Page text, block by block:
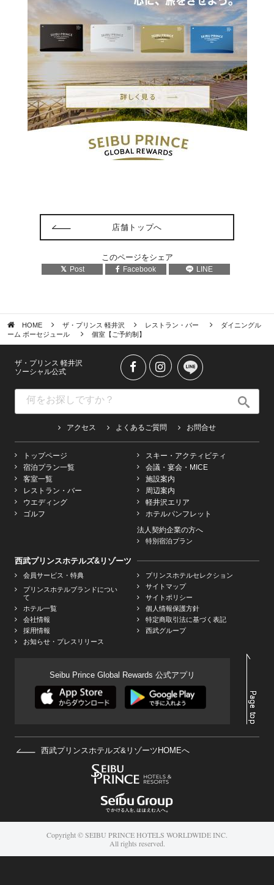
店舗トップへ
このページをシェア
Post Facebook LINE
HOME ザ・プリンス 軽井沢 レストラン・バー
ダイニングル
ーム ボーセジュール
個室【ご予約制】
ザ・プリンス 軽井沢
ソーシャル公式
アクセス よくあるご質問 お問合せ
トップページ
宿泊プラン一覧
客室一覧
レストラン・バー
ウエディング
ゴルフ
スキー・アクティビティ
会議・宴会・MICE
施設案内
周辺案内
軽井沢エリア
ホテルパンフレット
法人契約企業の方へ
特別宿泊プラン
西武プリンスホテルズ&リゾーツ
会員サービス・特典
プリンスホテルブランドについ
て
ホテル一覧
会社情報
採用情報
お知らせ・プレスリリース
プリンスホテルセレクション
サイトマップ
サイトポリシー
個人情報保護方針
特定商取引法に基づく表記
西武グループ
Seibu Prince Global Rewards 公式アプリ
西武プリンスホテルズ&リゾーツHOMEへ
Copyright © SEIBU PRINCE HOTELS WORLDWIDE INC.
All rights reserved.